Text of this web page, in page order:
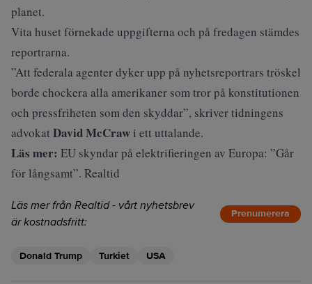
planet.
Vita huset förnekade uppgifterna och på fredagen stämdes
reportrarna.
”Att federala agenter dyker upp på nyhetsreportrars tröskel
borde chockera alla amerikaner som tror på konstitutionen
och pressfriheten som den skyddar”, skriver tidningens
advokat David McCraw i ett uttalande.
Läs mer: EU skyndar på elektrifieringen av Europa: ”Går
för långsamt”. Realtid
Läs mer från Realtid - vårt nyhetsbrev
är kostnadsfritt:
Prenumerera
Donald Trump Turkiet USA